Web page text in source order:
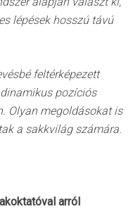
lépések hosszú távú
feltérképezett
pozíciós
Olyan megoldásokat is
a sakkvilág számára.
arról